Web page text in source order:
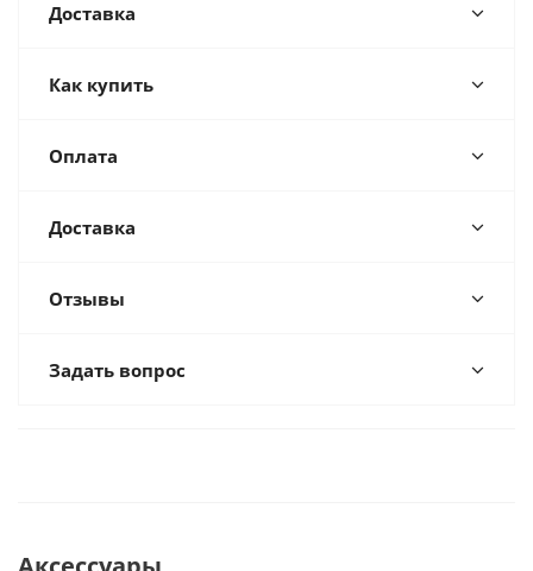
Доставка
Как купить
Оплата
Доставка
Отзывы
Задать вопрос